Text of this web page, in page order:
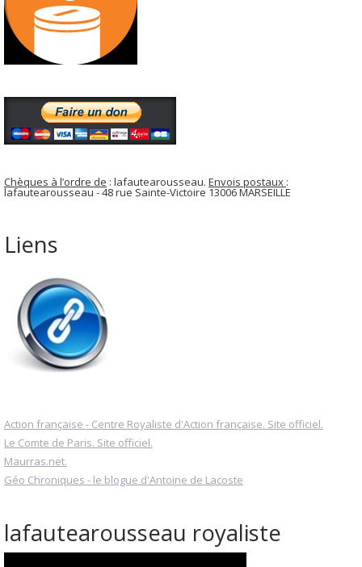
Chèques à l’ordre de : lafautearousseau. Envois postaux :
lafautearousseau - 48 rue Sainte-Victoire 13006 MARSEILLE
Liens
Action française - Centre Royaliste d'Action française. Site officiel.
Le Comte de Paris. Site officiel.
Maurras.net.
Géo Chroniques - le blogue d'Antoine de Lacoste
lafautearousseau royaliste